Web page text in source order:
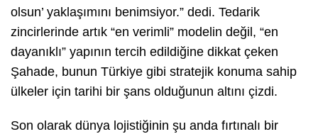
olsun’ yaklaşımını benimsiyor.” dedi. Tedarik
zincirlerinde artık “en verimli” modelin değil, “en
dayanıklı” yapının tercih edildiğine dikkat çeken
Şahade, bunun Türkiye gibi stratejik konuma sahip
ülkeler için tarihi bir şans olduğunun altını çizdi.
Son olarak dünya lojistiğinin şu anda fırtınalı bir